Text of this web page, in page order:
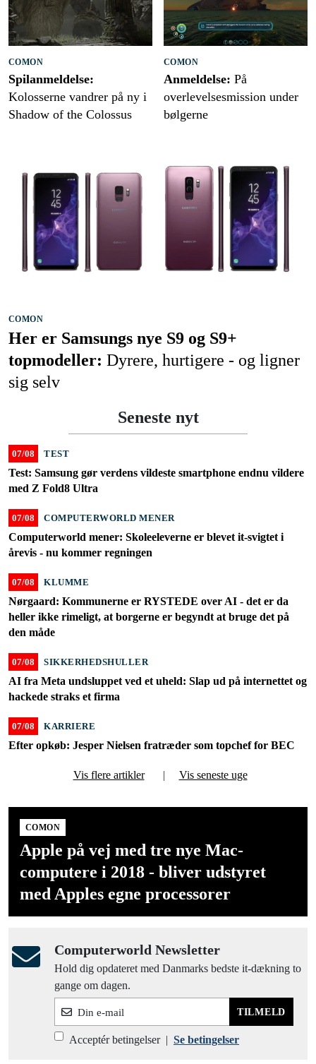
COMON
Spilanmeldelse:
Kolosserne vandrer på ny i
Shadow of the Colossus
COMON
Anmeldelse: På
overlevelsesmission under
bølgerne
COMON
Her er Samsungs nye S9 og S9+
topmodeller: Dyrere, hurtigere - og ligner
sig selv
Seneste nyt
07/08 TEST
Test: Samsung gør verdens vildeste smartphone endnu vildere
med Z Fold8 Ultra
07/08 COMPUTERWORLD MENER
Computerworld mener: Skoleeleverne er blevet it-svigtet i
årevis - nu kommer regningen
07/08 KLUMME
Nørgaard: Kommunerne er RYSTEDE over AI - det er da
heller ikke rimeligt, at borgerne er begyndt at bruge det på
den måde
07/08 SIKKERHEDSHULLER
AI fra Meta undsluppet ved et uheld: Slap ud på internettet og
hackede straks et firma
07/08 KARRIERE
Efter opkøb: Jesper Nielsen fratræder som topchef for BEC
Vis flere artikler | Vis seneste uge
COMON
Apple på vej med tre nye Mac-
computere i 2018 - bliver udstyret
med Apples egne processorer
Computerworld Newsletter
Hold dig opdateret med Danmarks bedste it-dækning to
gange om dagen.
Din e-mail TILMELD
Acceptér betingelser | Se betingelser